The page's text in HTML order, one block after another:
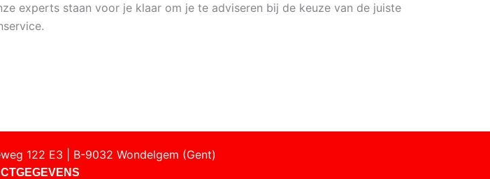
experts staan voor je klaar om je te adviseren bij de keuze van de juiste
122 E3 | B-9032 Wondelgem (Gent)